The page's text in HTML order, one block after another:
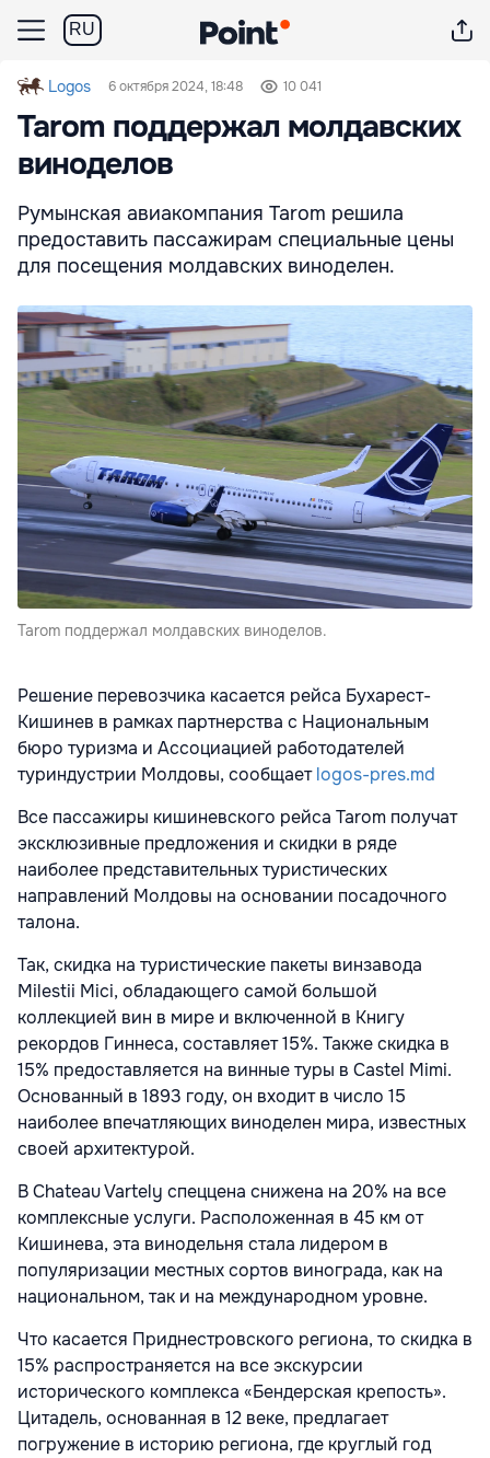
RU
Logos 6 октября 2024, 18:48 10 041
Tarom поддержал молдавских
виноделов
Румынская авиакомпания Tarom решила
предоставить пассажирам специальные цены
для посещения молдавских виноделен.
Tarom поддержал молдавских виноделов.
Решение перевозчика касается рейса Бухарест-
Кишинев в рамках партнерства с Национальным
бюро туризма и Ассоциацией работодателей
туриндустрии Молдовы, сообщаетlogos-pres.md
Все пассажиры кишиневского рейса Tarom получат
эксклюзивные предложения и скидки в ряде
наиболее представительных туристических
направлений Молдовы на основании посадочного
талона.
Так, скидка на туристические пакеты винзавода
Milestii Mici, обладающего самой большой
коллекцией вин в мире и включенной в Книгу
рекордов Гиннеса, составляет 15%. Также скидка в
15% предоставляется на винные туры в Castel Mimi.
Основанный в 1893 году, он входит в число 15
наиболее впечатляющих виноделен мира, известных
своей архитектурой.
В Chateau Vartely спеццена снижена на 20% на все
комплексные услуги. Расположенная в 45 км от
Кишинева, эта винодельня стала лидером в
популяризации местных сортов винограда, как на
национальном, так и на международном уровне.
Что касается Приднестровского региона, то скидка в
15% распространяется на все экскурсии
исторического комплекса «Бендерская крепость».
Цитадель, основанная в 12 веке, предлагает
погружение в историю региона, где круглый год